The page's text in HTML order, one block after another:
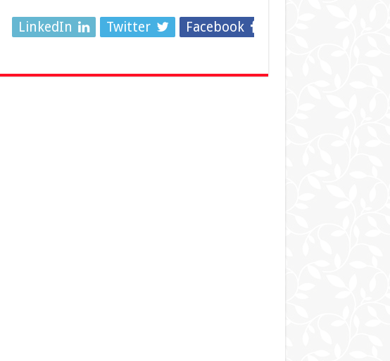
Facebook
Twitter
LinkedIn